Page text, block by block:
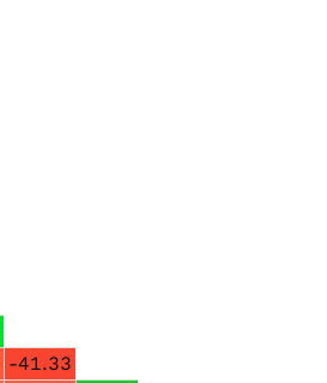
-41.33